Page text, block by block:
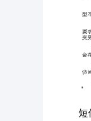
短